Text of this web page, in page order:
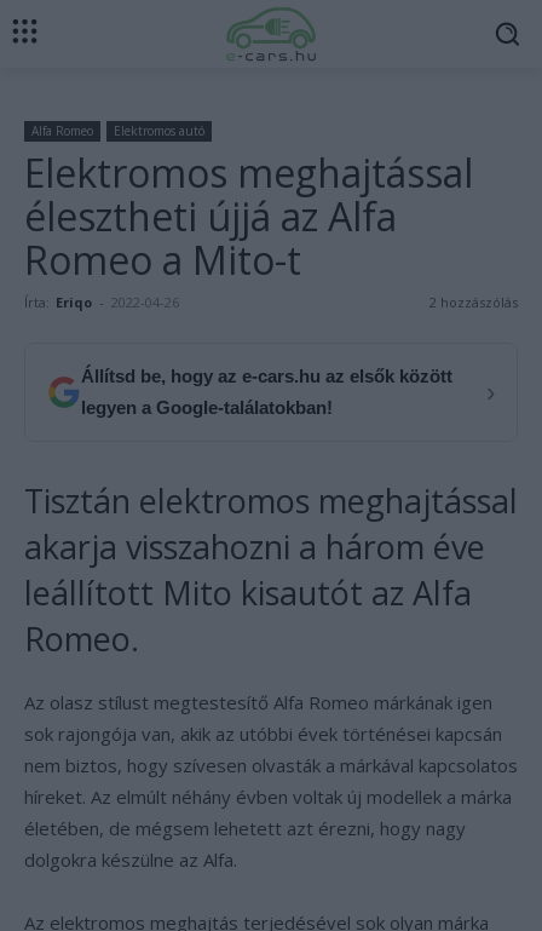
Alfa Romeo Elektromos autó
Elektromos meghajtással
élesztheti újjá az Alfa
Romeo a Mito-t
Írta: Eriqo - 2022-04-26 2 hozzászólás
Állítsd be, hogy az e-cars.hu az elsők között
legyen a Google-találatokban!
›
Tisztán elektromos meghajtással
akarja visszahozni a három éve
leállított Mito kisautót az Alfa
Romeo.
Az olasz stílust megtestesítő Alfa Romeo márkának igen
sok rajongója van, akik az utóbbi évek történései kapcsán
nem biztos, hogy szívesen olvasták a márkával kapcsolatos
híreket. Az elmúlt néhány évben voltak új modellek a márka
életében, de mégsem lehetett azt érezni, hogy nagy
dolgokra készülne az Alfa.
Az elektromos meghajtás terjedésével sok olyan márka